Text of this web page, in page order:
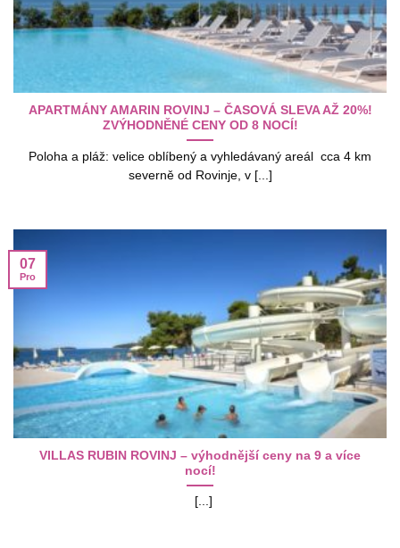
APARTMÁNY AMARIN ROVINJ – ČASOVÁ SLEVA AŽ 20%!
ZVÝHODNĚNÉ CENY OD 8 NOCÍ!
Poloha a pláž: velice oblíbený a vyhledávaný areál cca 4 km
severně od Rovinje, v [...]
VILLAS RUBIN ROVINJ – výhodnější ceny na 9 a více
nocí!
[...]
07
Pro